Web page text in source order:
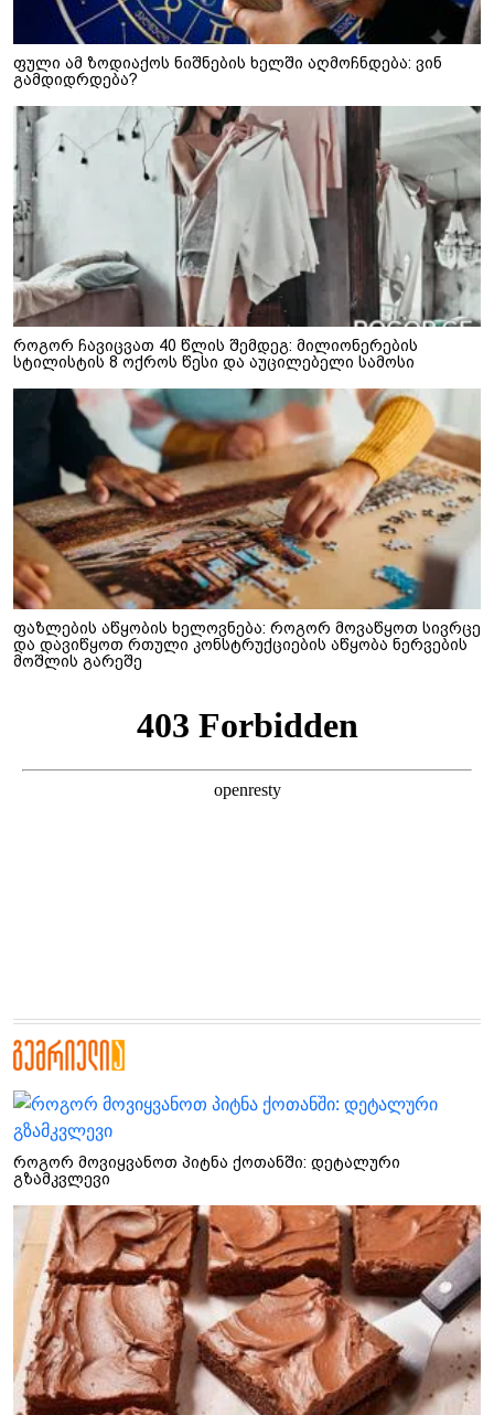
ფული ამ ზოდიაქოს ნიშნების ხელში აღმოჩნდება: ვინ
გამდიდრდება?
როგორ ჩავიცვათ 40 წლის შემდეგ: მილიონერების
სტილისტის 8 ოქროს წესი და აუცილებელი სამოსი
ფაზლების აწყობის ხელოვნება: როგორ მოვაწყოთ სივრცე
და დავიწყოთ რთული კონსტრუქციების აწყობა ნერვების
მოშლის გარეშე
როგორ მოვიყვანოთ პიტნა ქოთანში: დეტალური
გზამკვლევი